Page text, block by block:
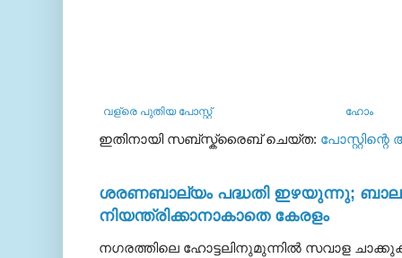
വള്രെ പുതിയ പോസ്റ്റ് ഹോം
ഇതിനായി സബ്‌സ്ക്രൈബ് ചെയ്ത:
ശരണബാല്യം പദ്ധതി ഇഴയുന്നു;
നിയന്ത്രിക്കാനാകാതെ കേരളം
നഗരത്തിലെ ഹോട്ടലിനുമുന്നിൽ സവാള